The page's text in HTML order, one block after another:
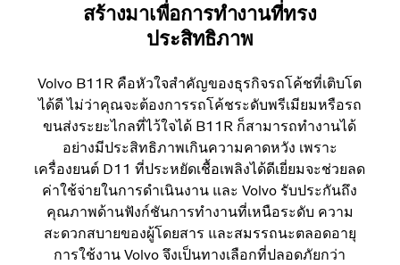
สร้างมาเพื่อการทำงานที่ทรง
ประสิทธิภาพ
Volvo B11R คือหัวใจสำคัญของธุรกิจรถโค้ชที่เติบโต
ได้ดี ไม่ว่าคุณจะต้องการรถโค้ชระดับพรีเมียมหรือรถ
ขนส่งระยะไกลที่ไว้ใจได้ B11R ก็สามารถทำงานได้
อย่างมีประสิทธิภาพเกินความคาดหวัง เพราะ
เครื่องยนต์ D11 ที่ประหยัดเชื้อเพลิงได้ดีเยี่ยมจะช่วยลด
ค่าใช้จ่ายในการดำเนินงาน และ Volvo รับประกันถึง
คุณภาพด้านฟังก์ชันการทำงานที่เหนือระดับ ความ
สะดวกสบายของผู้โดยสาร และสมรรถนะตลอดอายุ
การใช้งาน Volvo จึงเป็นทางเลือกที่ปลอดภัยกว่า